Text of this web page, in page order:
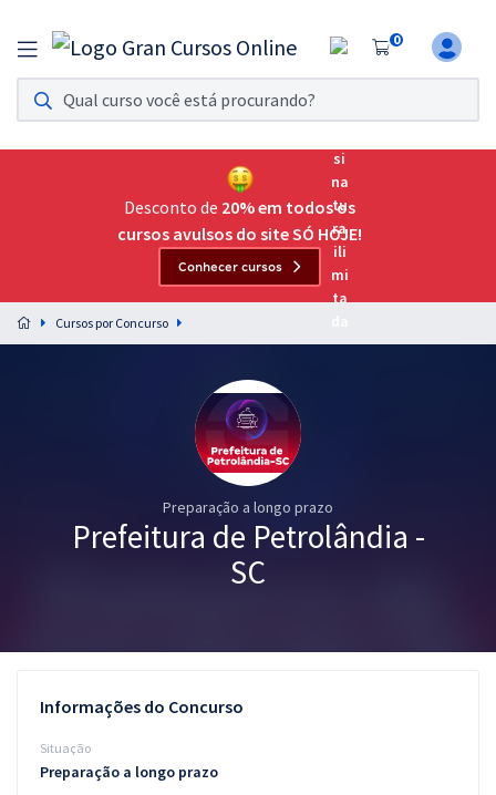
0
Assinatura Ilimitada 11
Acesso a todos os cursos. Teste grátis por 7 dias!
Assinatura OAB Até Passar
Acesso ilimitado a toda preparação para o Exame da
Preparação completa e intensiva para as principais
residências em saúde do Brasil
Conteúdo gratuito
Desconto de 20% em todos os
cursos avulsos do site SÓ HOJE!
Conhecer cursos
Cursos por Concurso
Preparação a longo prazo
Prefeitura de Petrolândia -
SC
Informações do Concurso
Situação
Preparação a longo prazo